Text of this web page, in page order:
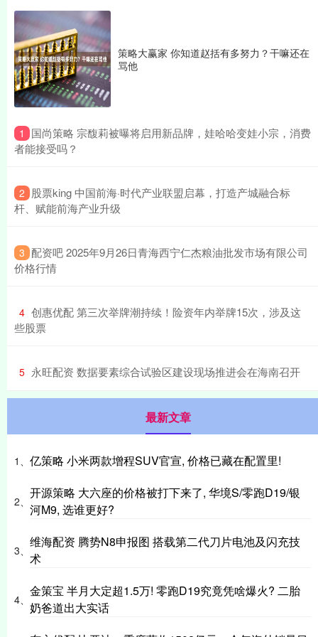
策略大赢家 你知道赵括有多努力？干嘛还在
骂他
1
​国尚策略 宗馥莉被曝将启用新品牌，娃哈哈变娃小宗，消费
者能接受吗？
2 ​股票king 中国前海·时代产业联盟启幕，打造产城融合标
杆、赋能前海产业升级
3 ​配资吧 2025年9月26日青海西宁仁杰粮油批发市场有限公司
价格行情
4 ​创惠优配 第三次举牌潮持续！险资年内举牌15次，涉及这
些股票
5 ​永旺配资 数据要素综合试验区建设现场推进会在海南召开
最新文章
1、 亿策略 小米两款增程SUV官宣, 价格已藏在配置里!
2、
开源策略 大六座的价格被打下来了, 华境S/零跑D19/银
河M9, 选谁更好?
3、
维海配资 腾势N8申报图 搭载第二代刀片电池及闪充技
术
4、
金策宝 半月大定超1.5万! 零跑D19究竟凭啥爆火? 二胎
奶爸道出大实话